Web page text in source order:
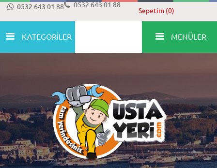
0532 643 01 88 0532 643 01 88
Sepetim (0)
KATEGORİLER MENÜLER